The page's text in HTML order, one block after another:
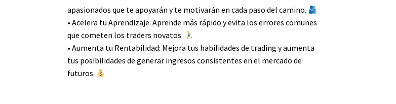
apasionados que te apoyarán y te motivarán en cada paso del camino.
• Acelera tu Aprendizaje: Aprende más rápido y evita los errores comunes
que cometen los traders novatos.
• Aumenta tu Rentabilidad: Mejora tus habilidades de trading y aumenta
tus posibilidades de generar ingresos consistentes en el mercado de
futuros.